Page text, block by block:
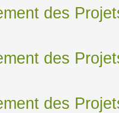
des
des
des